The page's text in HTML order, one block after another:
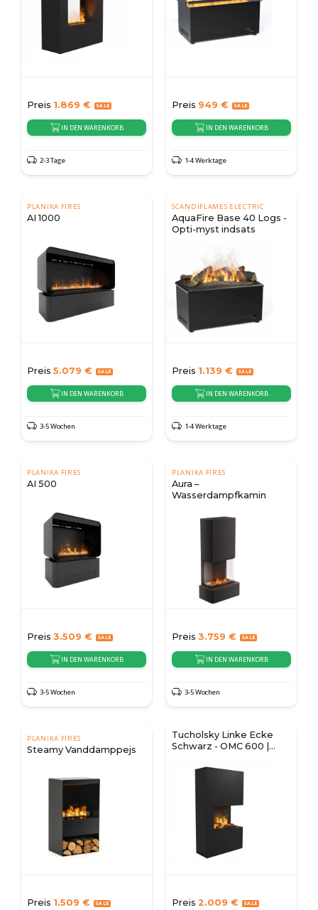
Preis 1.869 €
IN DEN WARENKORB
2-3 Tage
Preis 949 €
IN DEN WARENKORB
1-4 Werktage
PLANIKA FIRES
AI 1000
Preis 5.079 €
IN DEN WARENKORB
3-5 Wochen
SCANDIFLAMES ELECTRIC
AquaFire Base 40 Logs -
Opti-myst indsats
Preis 1.139 €
IN DEN WARENKORB
1-4 Werktage
PLANIKA FIRES
AI 500
Preis 3.509 €
IN DEN WARENKORB
3-5 Wochen
PLANIKA FIRES
Aura –
Wasserdampfkamin
Preis 3.759 €
IN DEN WARENKORB
3-5 Wochen
PLANIKA FIRES
Steamy Vanddamppejs
Preis 1.509 €
Tucholsky Linke Ecke
Schwarz - OMC 600 |
Preis 2.009 €